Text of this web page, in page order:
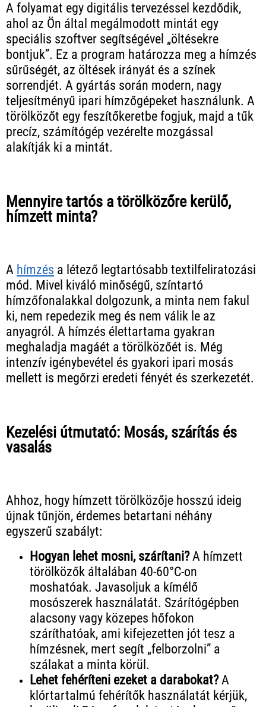
A folyamat egy digitális tervezéssel kezdődik,
ahol az Ön által megálmodott mintát egy
speciális szoftver segítségével „öltésekre
bontjuk”. Ez a program határozza meg a hímzés
sűrűségét, az öltések irányát és a színek
sorrendjét. A gyártás során modern, nagy
teljesítményű ipari hímzőgépeket használunk. A
törölközőt egy feszítőkeretbe fogjuk, majd a tűk
precíz, számítógép vezérelte mozgással
alakítják ki a mintát.
Mennyire tartós a törölközőre kerülő,
hímzett minta?
A hímzés a létező legtartósabb textilfeliratozási
mód. Mivel kiváló minőségű, színtartó
hímzőfonalakkal dolgozunk, a minta nem fakul
ki, nem repedezik meg és nem válik le az
anyagról. A hímzés élettartama gyakran
meghaladja magáét a törölközőét is. Még
intenzív igénybevétel és gyakori ipari mosás
mellett is megőrzi eredeti fényét és szerkezetét.
Kezelési útmutató: Mosás, szárítás és
vasalás
Ahhoz, hogy hímzett törölközője hosszú ideig
újnak tűnjön, érdemes betartani néhány
egyszerű szabályt:
Hogyan lehet mosni, szárítani?A hímzett
törölközők általában 40-60°C-on
moshatóak. Javasoljuk a kímélő
mosószerek használatát. Szárítógépben
alacsony vagy közepes hőfokon
száríthatóak, ami kifejezetten jót tesz a
hímzésnek, mert segít „felborzolni” a
szálakat a minta körül.
Lehet fehéríteni ezeket a darabokat?A
klórtartalmú fehérítők használatát kérjük,